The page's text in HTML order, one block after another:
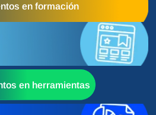
en formación
en herramientas